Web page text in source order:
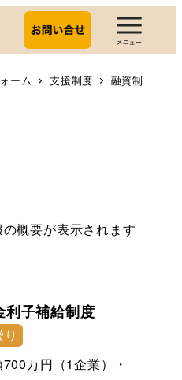
ーム 支援制度
融資制
概要が表示されます
利子補給制度
万円（1企業）・